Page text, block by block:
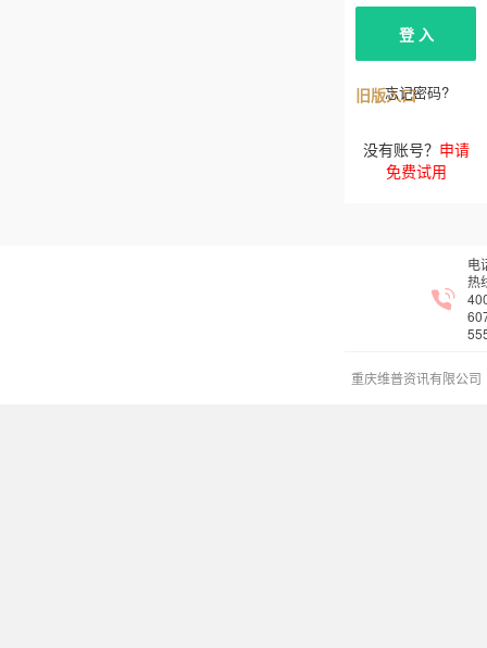
登 入
旧版入口忘记密码?
没有账号？ 申请
免费试用
电
热
重庆维普资讯有限公司